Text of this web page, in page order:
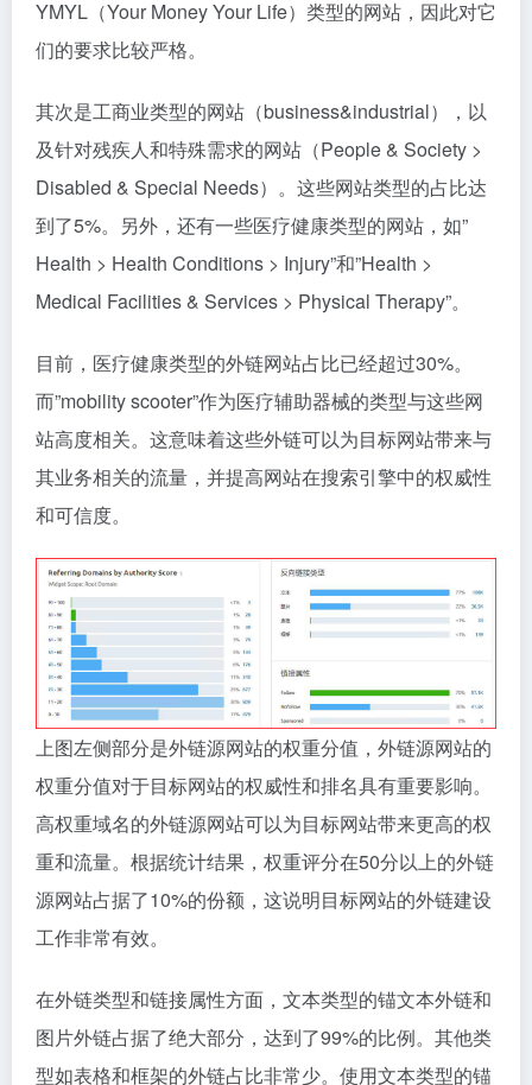
上图左边是该目标网站做的外链源网站类型归类汇总，
右边是外链的常用锚文本链接。该目标网站的外链建设
工作看起来非常有效。根据左侧的数据显示，外链源网
站类型主要集中在健康、医疗器械和辅助技术领域，其
中占比最大的是”健康>医疗器械>辅助技术”这个类型的
网站。这些网站类型在谷歌搜索引擎中被认为是
YMYL（Your Money Your Life）类型的网站，因此对它
们的要求比较严格。
其次是工商业类型的网站（business&industrial），以
及针对残疾人和特殊需求的网站（People & Society >
Disabled & Special Needs）。这些网站类型的占比达
到了5%。另外，还有一些医疗健康类型的网站，如”
Health > Health Conditions > Injury”和”Health >
目前，医疗健康类型的外链网站占比已经超过30%。
而”mobility scooter”作为医疗辅助器械的类型与这些网
站高度相关。这意味着这些外链可以为目标网站带来与
其业务相关的流量，并提高网站在搜索引擎中的权威性
和可信度。
上图左侧部分是外链源网站的权重分值，外链源网站的
权重分值对于目标网站的权威性和排名具有重要影响。
高权重域名的外链源网站可以为目标网站带来更高的权